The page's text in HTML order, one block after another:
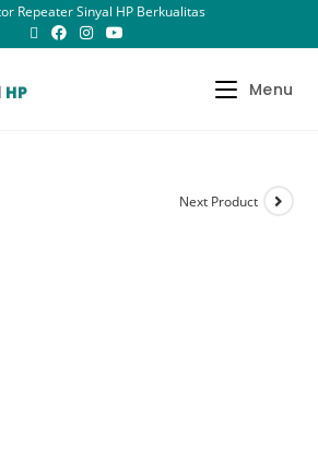
Repeater Sinyal HP Berkualitas
Menu
Next Product